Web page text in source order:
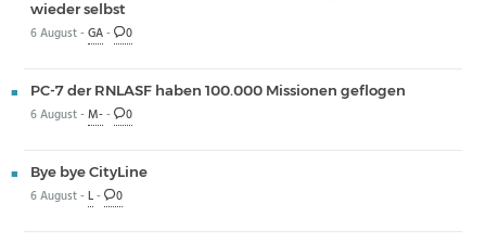
wieder selbst
6 August -GA- 0
PC-7 der RNLASF haben 100.000 Missionen geflogen
6 August -M-- 0
Bye bye CityLine
6 August -L- 0